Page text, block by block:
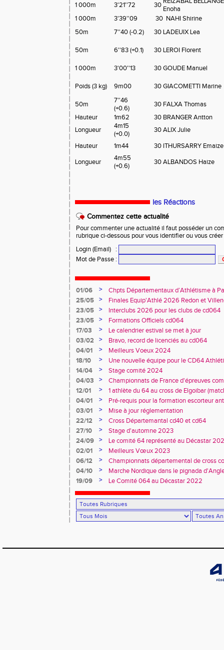
1 000m 3'21''72 30 Enoha
1 000m
3'39''09 30 NAHI Shirine
50m
7''40 (-0.2) 30LADEUIX Lea
50m 6''83 (+0.1) 30LEROI Florent
1 000m 3'00''13 30GOUDE Manuel
Poids (3 kg) 9m00 30GIACOMETTI Marine
50m
7''46
(+0.6)
30 FALXA Thomas
Hauteur
1m62 30 BRANGER Antton
Longueur
4m15
(+0.0)
30ALIX Julie
Hauteur
1m44 30 ITHURSARRY Emaize
Longueur
4m55
(+0.6)
30ALBANDOS Haize
les Réactions
Commentez cette actualité
Pour commenter une actualité il faut posséder un
rubrique ci-dessous pour vous identifier ou vous
Login (Email)
:
Mot de Passe :
01/06 >
Chpts Départementaux d’Athlétisme à
Toulouse
25/05 >
Finales Equip'Athlé 2026 Redon et
23/05
>
Interclubs 2026 pour les clubs de cd064
23/05
>
Formations Officiels cd064
17/03
>
Le calendrier estival se met à jour
03/02
>
Bravo, record de licenciés au cd064
04/01
>
Meilleurs Voeux 2024
18/10
>
Une nouvelle équipe pour le CD64
14/04
>
Stage comité 2024
04/03
>
Championnats de France d'épreuves
Duler titré
12/01 >
1 athlète du 64 au cross de Elgoibar
04/01
>
Pré-requis pour la formation escorteur
03/01
>
Mise à jour réglementation
22/12
>
Cross Départemantal cd40 et cd64
27/10
>
Stage d'automne 2023
24/09
>
Le comité 64 représenté au Décastar
02/01
>
Meilleurs Vœux 2023
06/12
>
Championnats départemental de cross
04/10
>
Marche Nordique dans le pignada
19/09
> Le Comité 064 au Décastar 2022